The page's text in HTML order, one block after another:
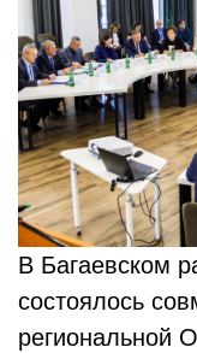
В Багаевском
состоялось
региональной